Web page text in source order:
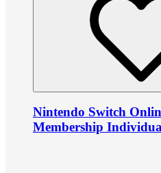
Nintendo Switch
Membership